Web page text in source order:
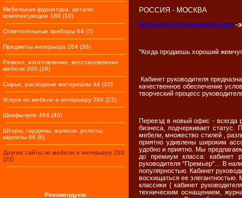
Мебельная фурнитура, детали,
комплектующие 189 (10)
Осветительные приборы 64 (7)
Предметы интерьера 284 (36)
Ремонт, изготовление, восстановление
мебели 200 (18)
Сырье, расходные материалы 44 (10)
Услуги по мебели и интерьеру 289 (23)
Шкафы-купе 494 (40)
Шторы, гардины, жалюзи, ролеты,
карнизы 66 (6)
Другие сайты по мебели и интерьеру 283
(25)
Рекомендуем:
РОССИЯ - МОСКВА
Кабинет для руководителя-
"Когда продаешь хороший
Кабинет руководителя
качественное обеспечение
творческий процесс
Переезд в новый офис - всегда
бизнеса, подчеркивает
мебели, множество стилей ,
приятно удивлены широким
удобно и приятно. Мы
до премиум класса: кабинет
руководителя "Премьер"... В
популярностью. Кабинет
восхищаться ее элегантностью.
классики ( кабинет
техническим оснащением,